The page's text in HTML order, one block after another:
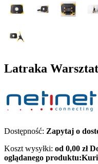
Latraka
Dostępność: Zapytaj o
Koszt wysyłki: od 0,00 zł
oglądanego produktu: